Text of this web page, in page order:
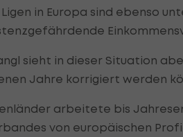
in Europa sind ebenso
sieht in dieser Situation
Jahre korrigiert werden
arbeitete bis
von europäischen